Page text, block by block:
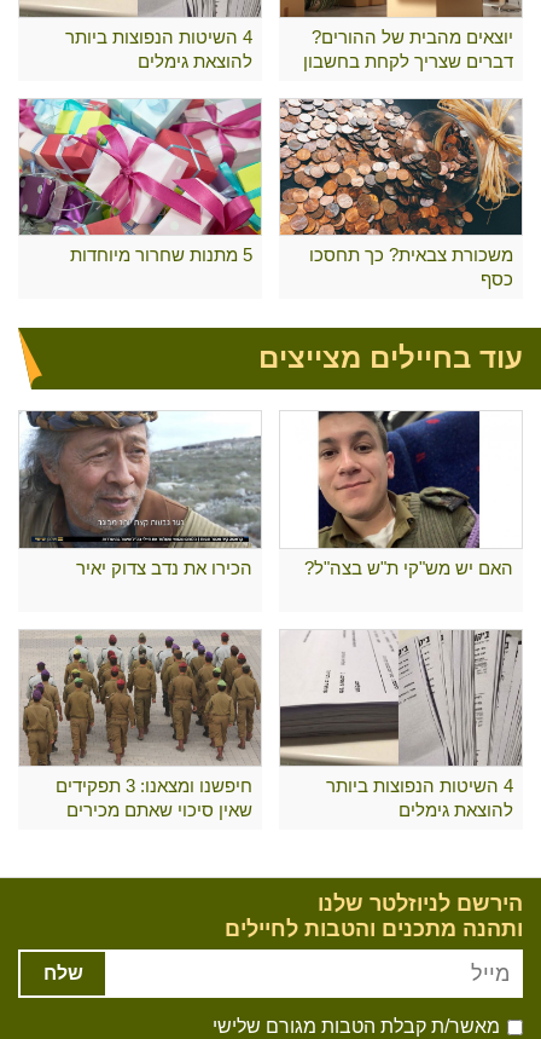
יוצאים מהבית של ההורים?
דברים שצריך לקחת בחשבון
4 השיטות הנפוצות ביותר
להוצאת גימלים
משכורת צבאית? כך תחסכו
כסף
5 מתנות שחרור מיוחדות
עוד בחיילים מצייצים
האם יש מש"קי ת"ש בצה"ל? הכירו את נדב צדוק יאיר
4 השיטות הנפוצות ביותר
להוצאת גימלים
חיפשנו ומצאנו: 3 תפקידים
שאין סיכוי שאתם מכירים
הירשם לניוזלטר שלנו
ותהנה מתכנים והטבות לחיילים
שלח
מאשר/ת קבלת הטבות מגורם שלישי